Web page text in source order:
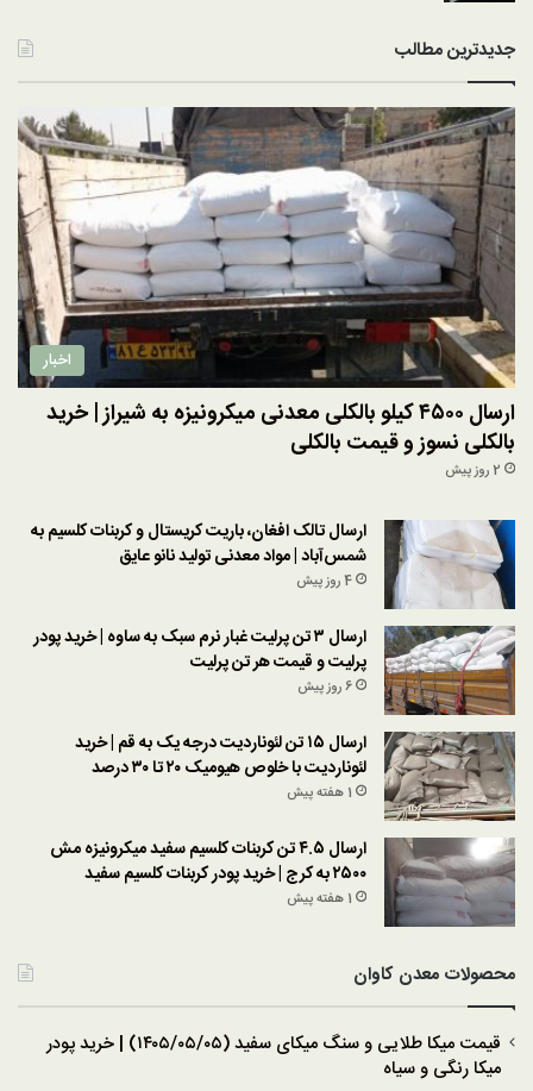
جدیدترین مطالب
اخبار
ارسال ۴۵۰۰ کیلو بالکلی معدنی میکرونیزه به شیراز | خرید
بالکلی نسوز و قیمت بالکلی
2 روز پیش
ارسال تالک افغان، باریت کریستال و کربنات کلسیم به
شمس‌آباد | مواد معدنی تولید نانو عایق
4 روز پیش
ارسال ۳ تن پرلیت غبار نرم سبک به ساوه | خرید پودر
پرلیت و قیمت هر تن پرلیت
6 روز پیش
ارسال ۱۵ تن لئوناردیت درجه یک به قم | خرید
لئوناردیت با خلوص هیومیک ۲۰ تا ۳۰ درصد
1 هفته پیش
ارسال ۴.۵ تن کربنات کلسیم سفید میکرونیزه مش
۲۵۰۰ به کرج | خرید پودر کربنات کلسیم سفید
1 هفته پیش
محصولات معدن کاوان
قیمت میکا طلایی و سنگ میکای سفید (۱۴۰۵/۰۵/۰۵) | خرید پودر
میکا رنگی و سیاه